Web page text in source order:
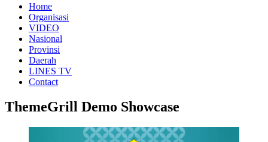
Home
Organisasi
VIDEO
Nasional
Provinsi
Daerah
LINES TV
Contact
ThemeGrill Demo Showcase